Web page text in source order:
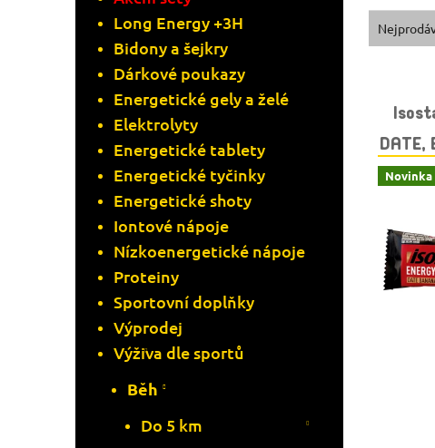
Long Energy +3H
Bidony a šejkry
Dárkové poukazy
Energetické gely a želé
Elektrolyty
Energetické tablety
Energetické tyčinky
Energetické shoty
Iontové nápoje
Nízkoenergetické nápoje
Proteiny
Sportovní doplňky
Výprodej
Výživa dle sportů
Běh
Do 5 km
Ř
E
N
P
DATE,
Novinka